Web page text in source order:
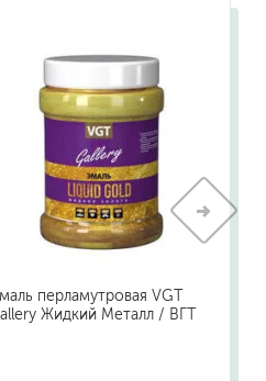
перламутровая VGT
Жидкий Металл / ВГТ